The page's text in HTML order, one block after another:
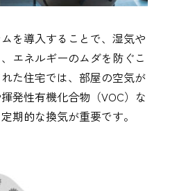
を導入することで、湿気や
エネルギーのムダを防ぐこ
た住宅では、部屋の空気が
発性有機化合物（VOC）な
期的な換気が重要です。